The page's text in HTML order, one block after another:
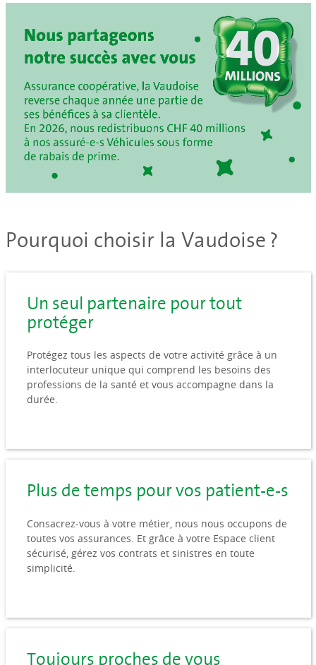
Pourquoi choisir la Vaudoise ?
Un seul partenaire pour tout
protéger
Protégez tous les aspects de votre activité grâce à un
interlocuteur unique qui comprend les besoins des
professions de la santé et vous accompagne dans la
durée.
Plus de temps pour vos patient-e-s
Consacrez-vous à votre métier, nous nous occupons de
toutes vos assurances. Et grâce à votre Espace client
sécurisé, gérez vos contrats et sinistres en toute
simplicité.
Toujours proches de vous